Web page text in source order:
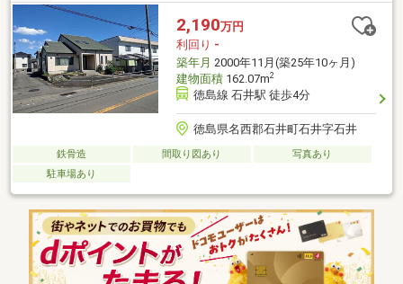
2,190万円
利回り -
築年月 2000年11月(築25年10ヶ月)
建物面積162.07m2
徳島線 石井駅 徒歩4分
徳島県名西郡石井町石井字石井
鉄骨造 間取り図あり
写真あり
駐車場あり